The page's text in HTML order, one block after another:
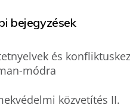
bejegyzések
és
módra
közvetítés II.